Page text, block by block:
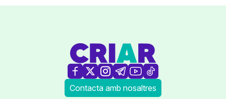
Contacta amb nosaltres